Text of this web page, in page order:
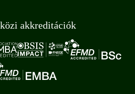
akkreditációk